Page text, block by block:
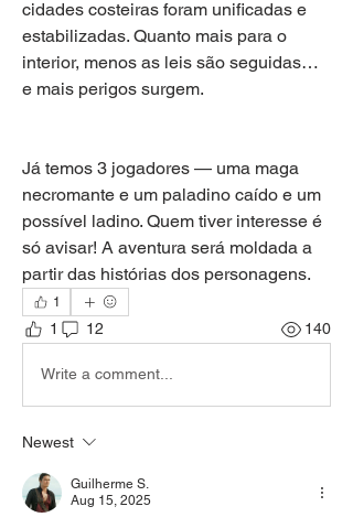
cidades costeiras foram unificadas e
estabilizadas. Quanto mais para o
interior, menos as leis são seguidas…
e mais perigos surgem.
Já temos 3 jogadores — uma maga
necromante e um paladino caído e um
possível ladino. Quem tiver interesse é
só avisar! A aventura será moldada a
partir das histórias dos personagens.
1
1 12 140
Write a comment...
Newest
Guilherme S.
Aug 15, 2025